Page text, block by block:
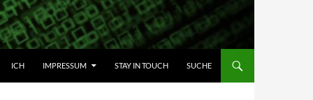
ICH IMPRESSUM STAY IN TOUCH SUCHE